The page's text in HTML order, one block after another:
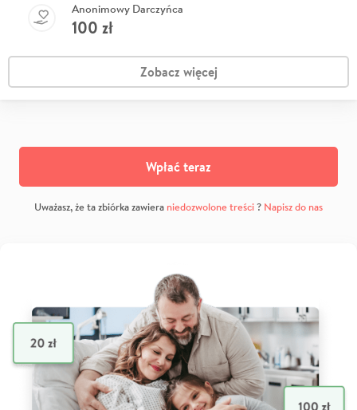
Anonimowy Darczyńca
100 zł
Zobacz więcej
Wpłać teraz
Uważasz, że ta zbiórka zawiera niedozwolone treści? Napisz do nas